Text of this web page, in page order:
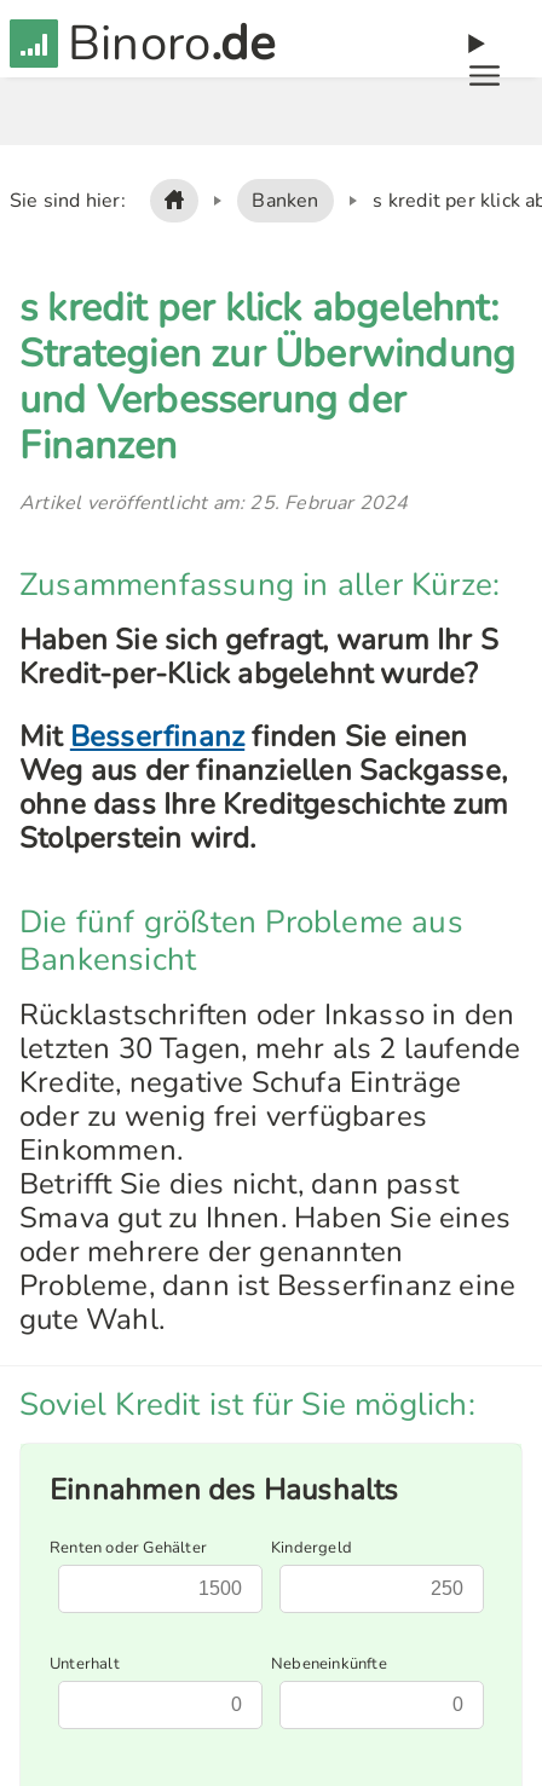
Binoro.de
Sie sind hier: Banken s kredit per klick
s kredit per klick abgelehnt:
Strategien zur Überwindung
und Verbesserung der
Finanzen
Artikel veröffentlicht am: 25. Februar 2024
Zusammenfassung in aller Kürze:
Haben Sie sich gefragt, warum Ihr S
Kredit-per-Klick abgelehnt wurde?
Mit Besserfinanzfinden Sie einen
Weg aus der finanziellen Sackgasse,
ohne dass Ihre Kreditgeschichte zum
Stolperstein wird.
Die fünf größten Probleme aus
Bankensicht
Rücklastschriften oder Inkasso in den
letzten 30 Tagen, mehr als 2 laufende
Kredite, negative Schufa Einträge
oder zu wenig frei verfügbares
Einkommen.
Betrifft Sie dies nicht, dann passt
Smava gut zu Ihnen. Haben Sie eines
oder mehrere der genannten
Probleme, dann ist Besserfinanz eine
gute Wahl.
Soviel Kredit ist für Sie möglich:
Einnahmen des Haushalts
Renten oder Gehälter Kindergeld
Unterhalt Nebeneinkünfte